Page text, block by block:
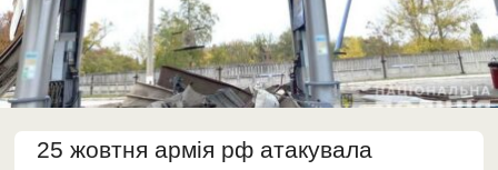
25 жовтня армія рф атакувала